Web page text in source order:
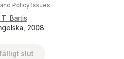
Policy Issues
Bartis
2008
slut